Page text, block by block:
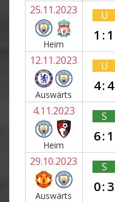
25.11.2023
Heim
U
1:1
12.11.2023
Auswärts
U
4:4
4.11.2023
Heim
S
6:1
29.10.2023
Auswärts
S
0:3